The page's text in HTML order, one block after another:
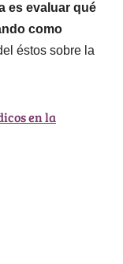
es evaluar qué
como
éstos sobre la
en la